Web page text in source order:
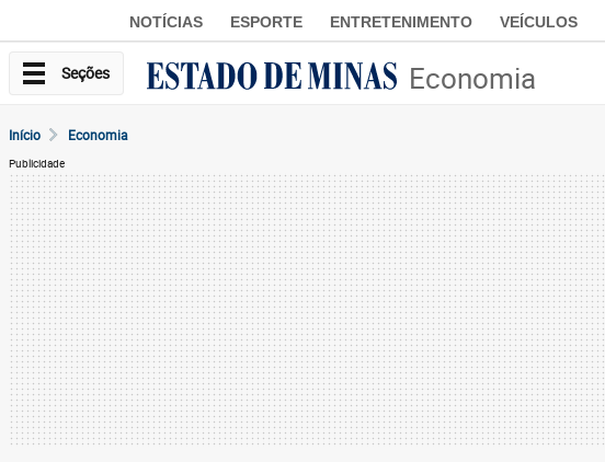
NOTÍCIAS ESPORTE ENTRETENIMENTO VEÍCULOS
Seções Economia
Início Economia
Publicidade